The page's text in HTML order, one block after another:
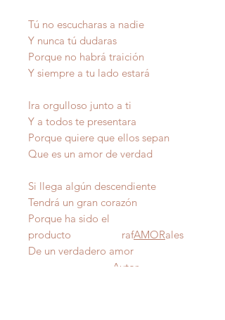
Tú no escucharas a nadie
Y nunca tú dudaras
Porque no habrá traición
Y siempre a tu lado estará
Ira orgulloso junto a ti
Y a todos te presentara
Porque quiere que ellos sepan
Que es un amor de verdad
Si llega algún descendiente
Tendrá un gran corazón
Porque ha sido el
producto rafAMORales
De un verdadero amor
Autor